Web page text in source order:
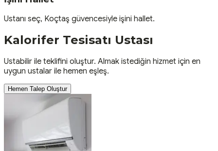
Ustanı seç, Koçtaş güvencesiyle işini hallet.
Kalorifer Tesisatı Ustası
Ustabilir ile teklifini oluştur. Almak istediğin hizmet için en
uygun ustalar ile hemen eşleş.
Hemen Talep Oluştur